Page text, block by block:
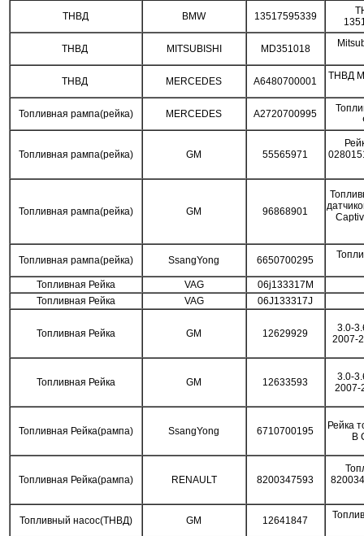
ТНВД BMW 13517595339
ТНВД MITSUBISHI MD351018
ТНВД MERCEDES A6480700001 ТНВД
Топливная рампа(рейка) MERCEDES A2720700995
Топливная рампа(рейка) GM 55565971
Топливная рампа(рейка) GM 96868901
Топливная рампа(рейка) SsangYong 6650700295
Топливная Рейка VAG
06j133317M
Топливная Рейка
VAG 06J133317J
Топливная Рейка GM 12629929
3.0-
2007-
Топливная Рейка GM 12633593
3.0-
2007-
Топливная Рейка(рампа) SsangYong 6710700195
Рейка
В
Топливная Рейка(рампа) RENAULT 8200347593
Топливный насос(ТНВД) GM 12641847